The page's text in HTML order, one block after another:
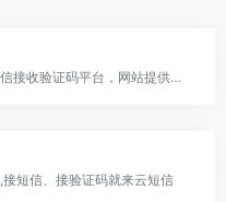
无敌接码平台是一个免费在线短信接收验证码平台，网站提供美国、中国、香港等等国家的手机号码在线接码服务，提供的号码仅用于注册一些不重要的网站账号或者APP账号，防止个人隐私被泄漏，杜绝被骚扰。
短信、接验证码就来云短信